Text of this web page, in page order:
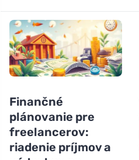
Finančné
plánovanie pre
freelancerov:
riadenie príjmov a